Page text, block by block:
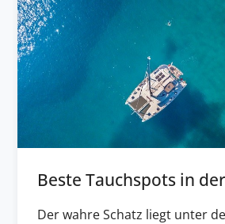
Beste Tauchspots in
Der wahre Schatz liegt unter